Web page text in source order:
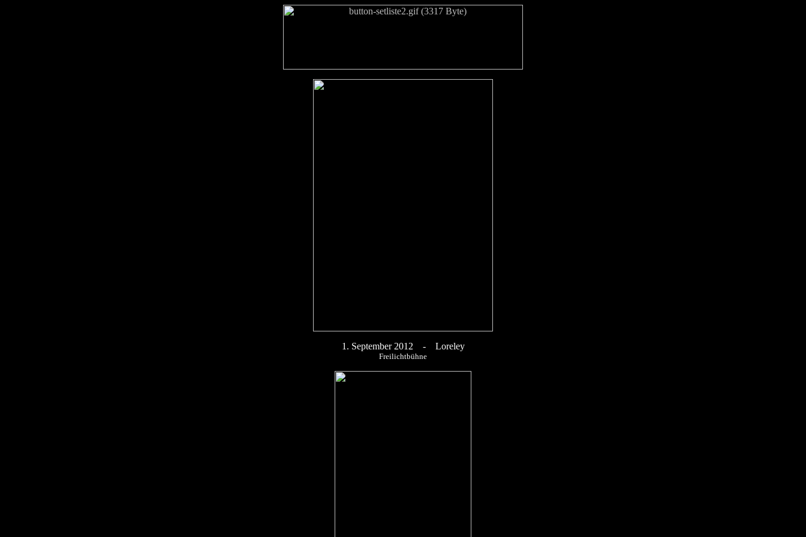
1 . September 2012 - Loreley
Freilichtbühne